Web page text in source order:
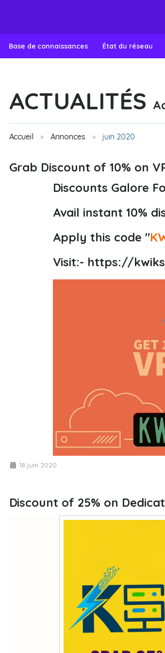
Base de connaissances État du réseau
ACTUALITÉS
Accueil Annonces juin 2020
Grab Discount of 10% on
Discounts Galore
Avail instant 10%
Apply this code "
Visit:- https://
18 juin 2020
Discount of 25% on